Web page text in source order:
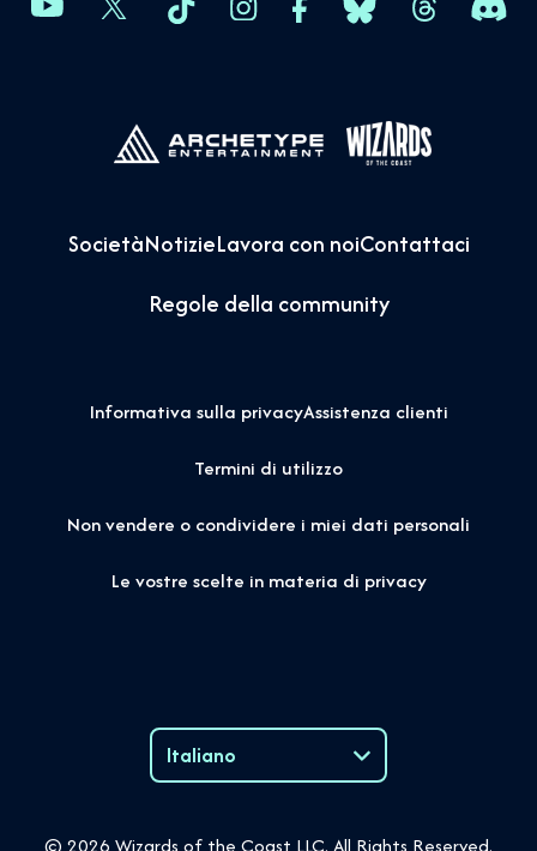
SocietàNotizieLavora con noiContattaci
Regole della community
Informativa sulla privacyAssistenza clienti
Termini di utilizzo
Non vendere o condividere i miei dati personali
Le vostre scelte in materia di privacy
Italiano